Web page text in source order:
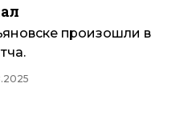
произошли в